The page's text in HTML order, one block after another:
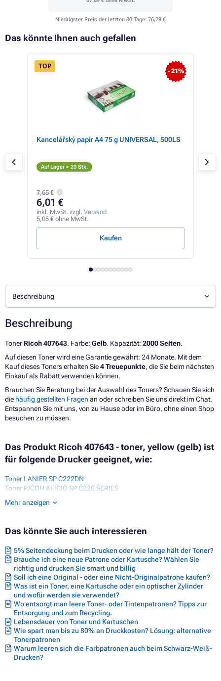
Niedrigster Preis der letzten 30 Tage: 76,29 €
Das könnte Ihnen auch gefallen
- 21%
TOP
Kancelářský papír A4 75 g UNIVERSAL, 500LS
Auf Lager > 20 Stk.
7,65 €
6,01 €
inkl. MwSt. zzgl. Versand
5,05 € ohne MwSt.
Kaufen
Beschreibung
Beschreibung
Toner Ricoh 407643. Farbe: Gelb. Kapazität: 2000 Seiten.
Auf diesen Toner wird eine Garantie gewährt: 24 Monate. Mit dem
Kauf dieses Toners erhalten Sie4 Treuepunkte, die Sie beim nächsten
Einkauf als Rabatt verwenden können.
Brauchen Sie Beratung bei der Auswahl des Toners? Schauen Sie sich
die häufig gestellten Fragen an oder schreiben Sie uns direkt im Chat.
Entspannen Sie mit uns, von zu Hause oder im Büro, ohne einen Shop
besuchen zu müssen.
Das Produkt Ricoh 407643 - toner, yellow (gelb) ist
für folgende Drucker geeignet, wie:
Toner LANIER SP C222DN
Toner RICOH AFICIO SP C220 SERIES
Toner RICOH AFICIO SP C220A
Toner RICOH AFICIO SP C220S
Toner RICOH AFICIO SPC220N
Toner RICOH AFICIO SPC221N
Toner RICOH AFICIO SPC221SF
Toner RICOH AFICIO SPC222
Toner RICOH AFICIO SPC222DN
Toner RICOH AFICIO SPC222SF
Toner RICOH AFICIO SPC240
Toner RICOH AFICIO SPC240DN
Toner RICOH AFICIO SPC250DN
Toner RICOH AFICIO SPC250SF
Toner RICOH AFICIO SPC261DNW
Toner RICOH AFICIO SPC261SFNW
Mehr anzeigen
Das könnte Sie auch interessieren
5% Seitendeckung beim Drucken oder wie lange hält der Toner?
Brauche ich eine neue Patrone oder Kartusche? Wählen Sie
richtig und drucken Sie smart und billig
Soll ich eine Original - oder eine Nicht-Originalpatrone kaufen?
Was ist ein Toner, eine Kartusche oder ein optischer Zylinder
und wofür werden sie verwendet?
Wo entsorgt man leere Toner- oder Tintenpatronen? Tipps zur
Entsorgung und zum Recycling.
Lebensdauer von Toner und Kartuschen
Wie spart man bis zu 80% an Druckkosten? Lösung: alternative
Tonerpatronen
Warum leeren sich die Farbpatronen auch beim Schwarz-Weiß-
Drucken?